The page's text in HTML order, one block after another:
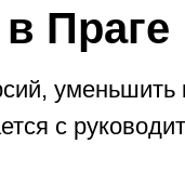
Праге
уменьшить
с